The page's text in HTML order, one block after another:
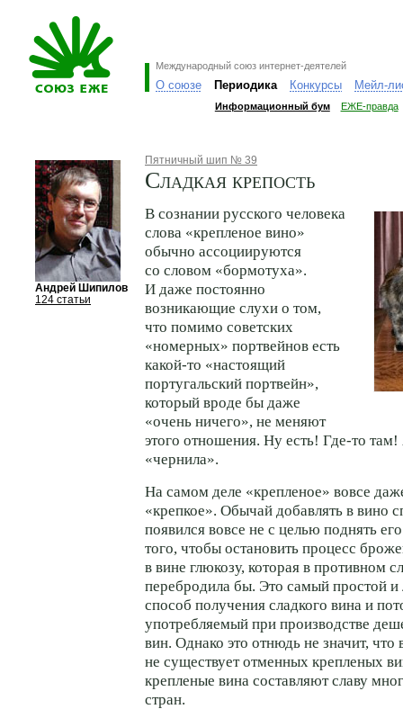
Международный союз интернет-деятелей
О союзе Периодика Конкурсы Мейл-
Информационный бум ЕЖЕ-правда
Андрей Шипилов
124 статьи
Пятничный шип № 39
Сладкая крепость
В сознании русского человека
слова «крепленое вино»
обычно ассоциируются
со словом «бормотуха».
И даже постоянно
возникающие слухи о том,
что помимо советских
«номерных» портвейнов есть
какой-то «настоящий
португальский портвейн»,
который вроде бы даже
«очень ничего», не меняют
этого отношения. Ну есть! Где-то
«чернила».
На самом деле «крепленое» вовсе
«крепкое». Обычай добавлять в вино
появился вовсе не с целью поднять
того, чтобы остановить процесс
в вине глюкозу, которая в противном
перебродила бы. Это самый простой и
способ получения сладкого вина и
употребляемый при производстве
вин. Однако это отнюдь не значит, что
не существует отменных крепленых
крепленые вина составляют славу
стран.